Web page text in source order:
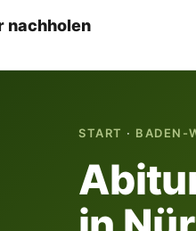
START · BADEN-